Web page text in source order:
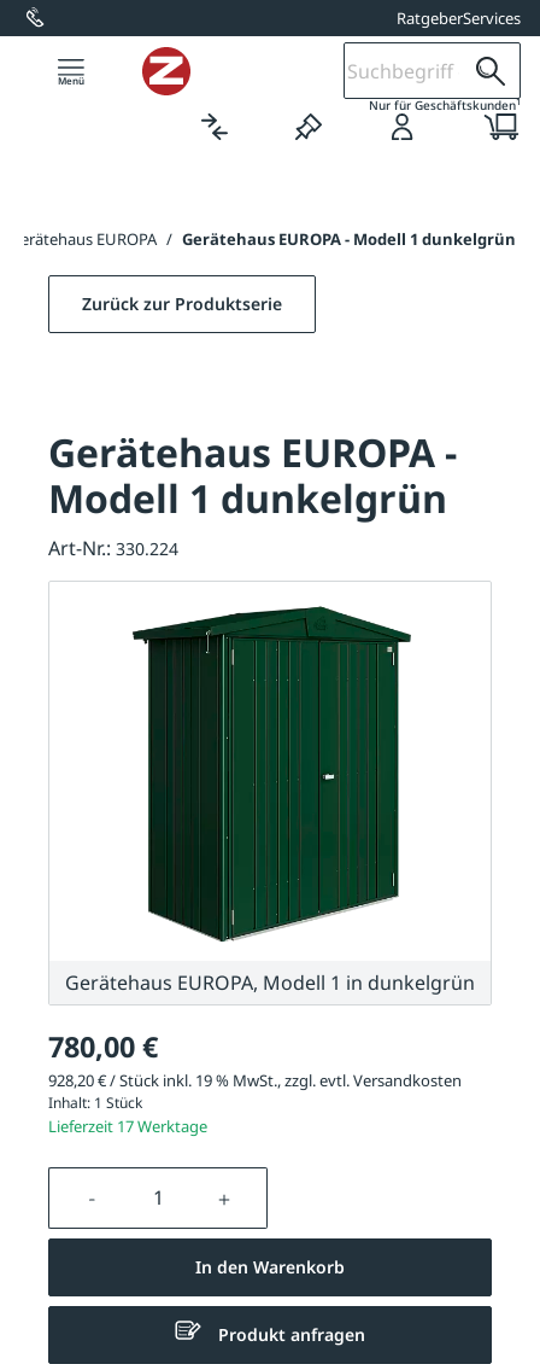
springen RatgeberServices
Nur für Geschäftskunden1
Gerätehaus EUROPA / Gerätehaus EUROPA - Modell 1 dunkelgrün
780,00 €
928,20 € / Stück inkl. 19 % MwSt., zzgl. evtl.Versandkosten
Inhalt: 1 Stück
Lieferzeit 17 Werktage
Produkt Anzahl: Gib den
In den Warenkorb
Produkt anfragen
Zurück zur Produktserie
Gerätehaus EUROPA -
Modell 1 dunkelgrün
Art-Nr.: 330.224
Gerätehaus EUROPA, Modell 1 in dunkelgrün